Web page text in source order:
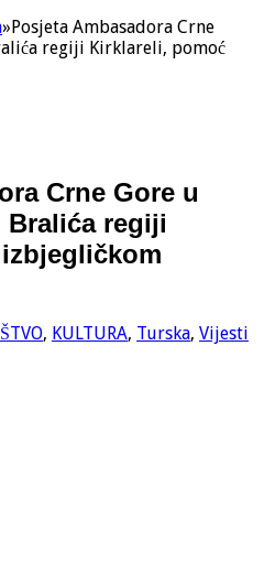
»Posjeta Ambasadora Crne
regiji Kirklareli, pomoć
Crne Gore u
Bralića regiji
, KULTURA, Turska, Vijesti